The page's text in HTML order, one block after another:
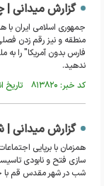
گزارش میدانی |
جمهوری اسلامی ایران با
منطقه و نیز رقم زدن
فارس بدون آمریکا" را
ندهید.
کد خبر: ۸۱۳۸۲۰ تاریخ انتشار : ۱۴۰۵/۰۲/۱۴
گزارش میدانی |
همزمان با برپایی
سازی فتح و نابودی
شب در شهر مقدس قم با